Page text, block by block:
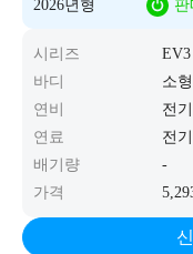
2026년형 판
시리즈
EV3
바디
소
연비
전
연료
전기
배기량
-
가격